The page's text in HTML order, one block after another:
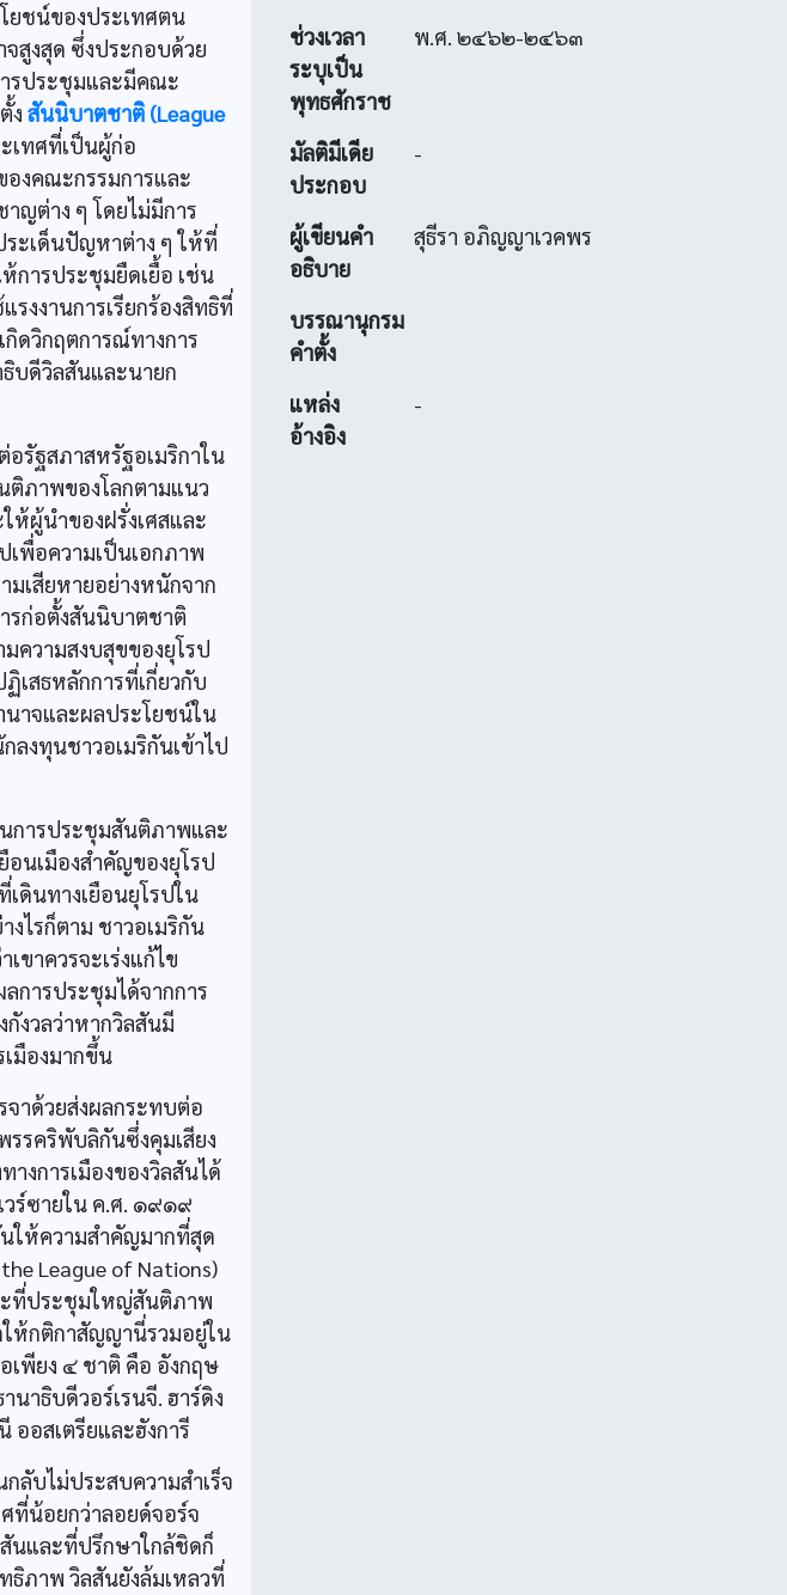
ยชน์ของประเทศตน
สูงสุด ซึ่งประกอบด้วย
รประชุมและมีคณะ
ง สันนิบาตชาติ (League
เทศที่เป็นผู้ก่อ
งคณะกรรมการและ
ญต่าง ๆ โดยไม่มีการ
ระเด็นปัญหาต่าง ๆ ให้ที่
การประชุมยืดเยื้อ เช่น
รงงานการเรียกร้องสิทธิที่
ดวิกฤตการณ์ทางการ
บดีวิลสันและนายก
อรัฐสภาสหรัฐอเมริกาใน
ติภาพของโลกตามแนว
ห้ผู้นำของฝรั่งเศสและ
พื่อความเป็นเอกภาพ
มเสียหายอย่างหนักจาก
รก่อตั้งสันนิบาตชาติ
ความสงบสุขของยุโรป
เสธหลักการที่เกี่ยวกับ
นาจและผลประโยชน์ใน
งทุนชาวอเมริกันเข้าไป
นการประชุมสันติภาพและ
อนเมืองสำคัญของยุโรป
ดินทางเยือนยุโรปใน
ไรก็ตาม ชาวอเมริกัน
ขาควรจะเร่งแก้ไข
การประชุมได้จากการ
งวลว่าหากวิลสันมี
มืองมากขึ้น
าด้วยส่งผลกระทบต่อ
รคริพับลิกันซึ่งคุมเสียง
งการเมืองของวิลสันได้
ร์ซายใน ค.ศ. ๑๙๑๙
ให้ความสำคัญมากที่สุด
League of Nations)
ที่ประชุมใหญ่สันติภาพ
ห้กติกาสัญญานี่รวมอยู่ใน
เพียง ๔ ชาติ คือ อังกฤษ
าธิบดีวอร์เรนจี. ฮาร์ดิง
ออสเตรียและฮังการี
ลับไม่ประสบความสำเร็จ
ที่น้อยกว่าลอยด์จอร์จ
นและที่ปรึกษาใกล้ชิดก็
ธิภาพ วิลสันยังล้มเหลวที่
ช่วงเวลา
ระบุเป็น
พุทธศักราช
พ.ศ. ๒๔๖๒-๒๔๖๓
มัลติมีเดีย
ประกอบ
-
ผู้เขียนคำ
อธิบาย
สุธีรา อภิญญาเวคพร
บรรณานุกรม
คำตั้ง
แหล่ง
อ้างอิง
-